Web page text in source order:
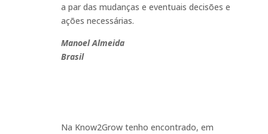
a par das mudanças e eventuais decisões e
ações necessárias.
Manoel Almeida
Brasil
Na Know2Grow tenho encontrado, em